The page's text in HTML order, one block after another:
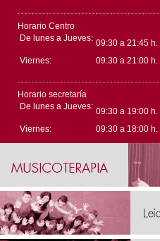
Horario Centro
De lunes a Jueves: 09:30 a 21:45 h.
Viernes:
09:30 a 21:00 h.
Horario secretaría
De lunes a Jueves: 09:30 a 19:00 h.
Viernes:
09:30 a 18:00 h.